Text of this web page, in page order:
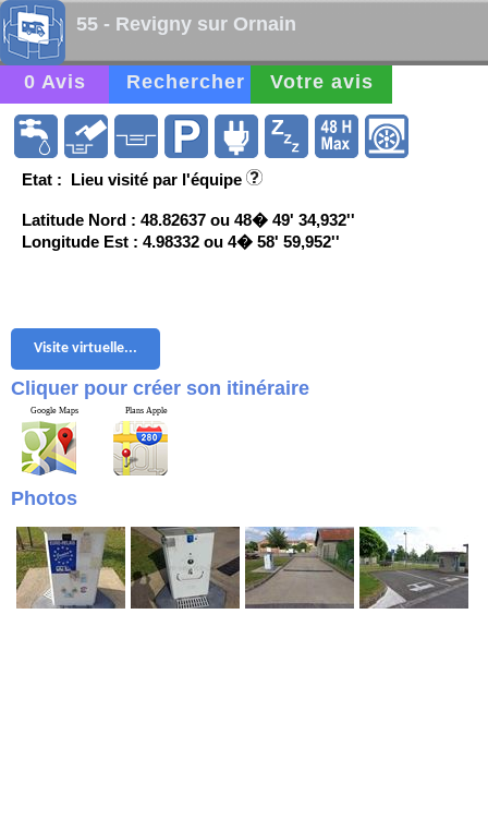
55 - Revigny sur Ornain
0 Avis Rechercher Votre avis
Etat : Lieu visité par l'équipe
Latitude Nord : 48.82637 ou 48� 49' 34,932''
Longitude Est : 4.98332 ou 4� 58' 59,952''
Visite virtuelle...
Cliquer pour créer son itinéraire
Google Maps Plans Apple
Photos